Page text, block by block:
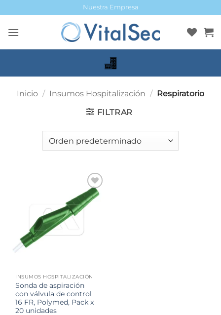
al
contenido
Nuestra Empresa
Inicio / Insumos Hospitalización / Respiratorio
FILTRAR
INSUMOS HOSPITALIZACIÓN
Sonda de aspiración
con válvula de control
16 FR, Polymed, Pack x
20 unidades